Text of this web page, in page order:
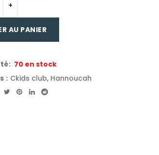
AU PANIER
70 en stock
: Ckids club, Hannoucah